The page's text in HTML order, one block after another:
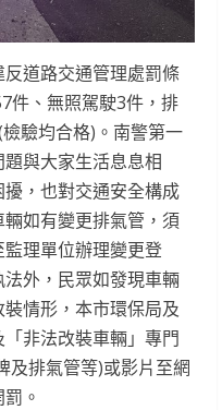
道路交通管理處罰條
件、無照駕駛3件，排
驗均合格)。南警第一
與大家生活息息相
，也對交通安全構成
如有變更排氣管，須
理單位辦理變更登
外，民眾如發現車輛
情形，本市環保局及
非法改裝車輛」專門
及排氣管等)或影片至網
。